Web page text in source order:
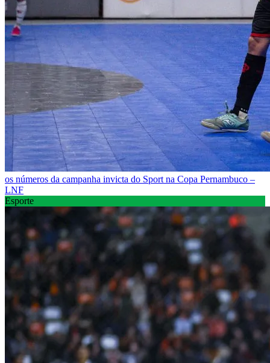
os números da campanha invicta do Sport na Copa Pernambuco –
LNF
Esporte